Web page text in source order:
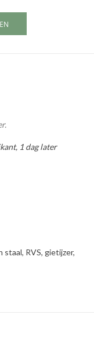
1 dag later
staal, RVS, gietijzer,